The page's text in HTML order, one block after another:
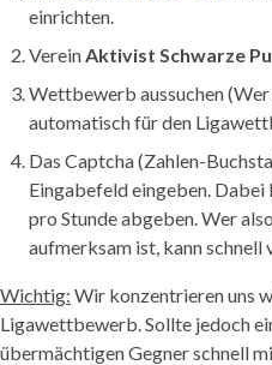
einrichten.
VereinAktivist Schwarze
Wettbewerb aussuchen
automatisch für den
Das Captcha (Zahlen-
Eingabefeld eingeben.
pro Stunde abgeben. Wer
aufmerksam ist, kann schnell
Wichtig: Wir konzentrieren uns
Ligawettbewerb. Sollte jedoch
übermächtigen Gegner schnell